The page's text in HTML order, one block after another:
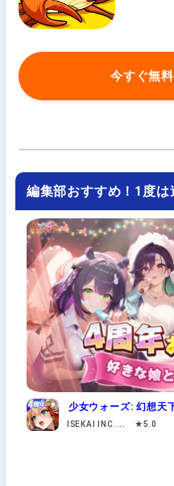
今すぐ無
編集部おすすめ！1度は
少女ウォーズ: 幻想天
ISEKAI INC.... ★5.0